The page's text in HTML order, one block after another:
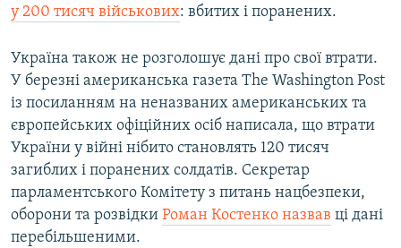
у 200 тисяч військових: вбитих і поранених.
Україна також не розголошує дані про свої втрати.
У березні американська газета The Washington Post
із посиланням на неназваних американських та
європейських офіційних осіб написала, що втрати
України у війні нібито становлять 120 тисяч
загиблих і поранених солдатів. Секретар
парламентського Комітету з питань нацбезпеки,
оборони та розвідки Роман Костенко назвав ці дані
перебільшеними.